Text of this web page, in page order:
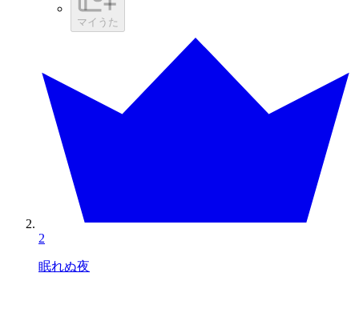
マイうた
2
眠れぬ夜